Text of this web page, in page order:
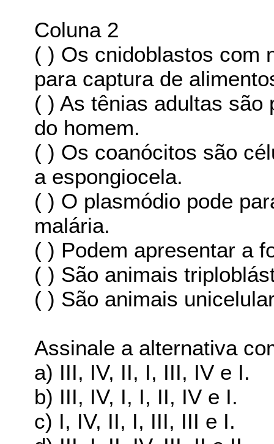
Coluna 2
( ) Os cnidoblastos com
para captura de
( ) As tênias adultas são
do homem.
( ) Os coanócitos são
a espongiocela.
( ) O plasmódio pode
malária.
( ) Podem apresentar a
( ) São animais
( ) São animais
Assinale a alternativa
a) III, IV, II, I, III, IV e I.
b) III, IV, I, I, II, IV e I.
c) I, IV, II, I, III, III e I.